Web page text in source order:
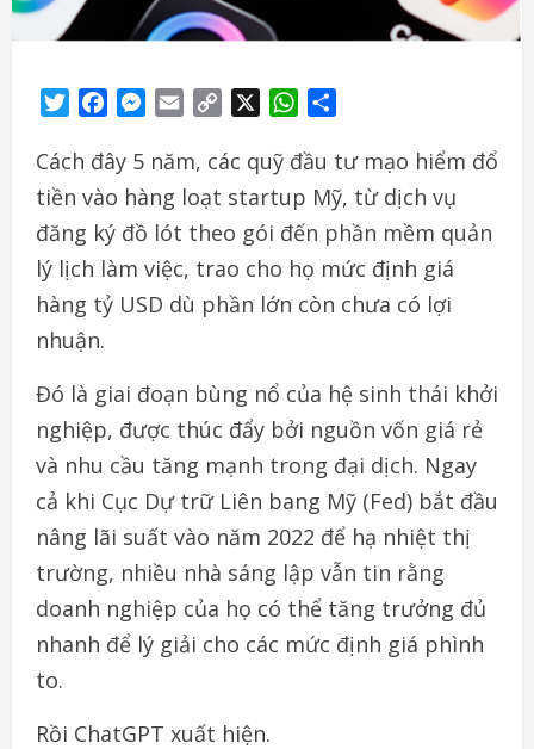
TwitterFacebookMessenger
Email
Copy
WhatsApp
Cách đây 5 năm, các quỹ đầu tư mạo hiểm đổ
tiền vào hàng loạt startup Mỹ, từ dịch vụ
đăng ký đồ lót theo gói đến phần mềm quản
lý lịch làm việc, trao cho họ mức định giá
hàng tỷ USD dù phần lớn còn chưa có lợi
nhuận.
Đó là giai đoạn bùng nổ của hệ sinh thái khởi
nghiệp, được thúc đẩy bởi nguồn vốn giá rẻ
và nhu cầu tăng mạnh trong đại dịch. Ngay
cả khi Cục Dự trữ Liên bang Mỹ (Fed) bắt đầu
nâng lãi suất vào năm 2022 để hạ nhiệt thị
trường, nhiều nhà sáng lập vẫn tin rằng
doanh nghiệp của họ có thể tăng trưởng đủ
nhanh để lý giải cho các mức định giá phình
to.
Rồi ChatGPT xuất hiện.